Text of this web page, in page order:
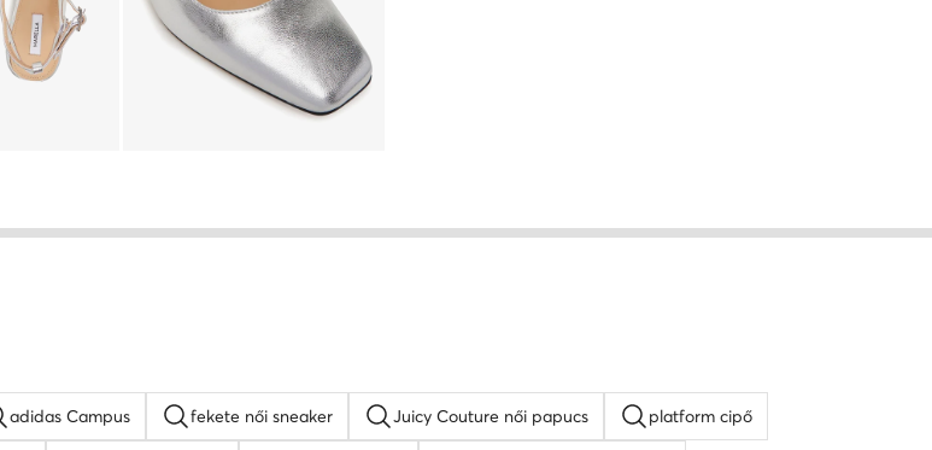
adidas Campus fekete női sneaker Juicy Couture női papucs platform cipő